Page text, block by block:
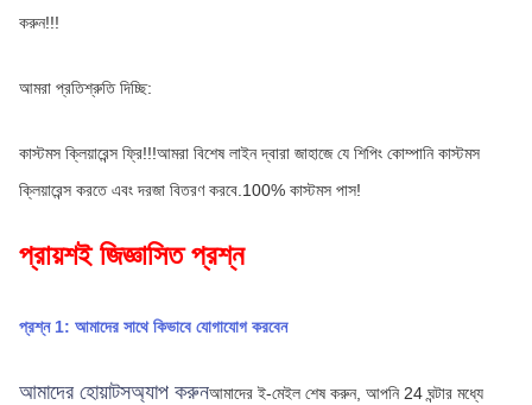
করুন!!!
আমরা প্রতিশ্রুতি দিচ্ছি:
কাস্টমস ক্লিয়ারেন্স ফ্রি!!!আমরা বিশেষ লাইন দ্বারা জাহাজে যে শিপিং কোম্পানি কাস্টমস
ক্লিয়ারেন্স করতে এবং দরজা বিতরণ করবে.100% কাস্টমস পাস!
প্রায়শই জিজ্ঞাসিত প্রশ্ন
প্রশ্ন 1: আমাদের সাথে কিভাবে যোগাযোগ করবেন
আমাদের হোয়াটসঅ্যাপ করুনআমাদের ই-মেইল শেষ করুন, আপনি 24 ঘন্টার মধ্যে